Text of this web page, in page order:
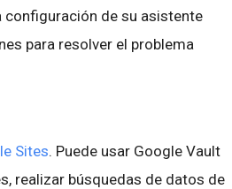
de su asistente
para resolver el problema
Sites. Puede usar Google Vault
realizar búsquedas de datos de